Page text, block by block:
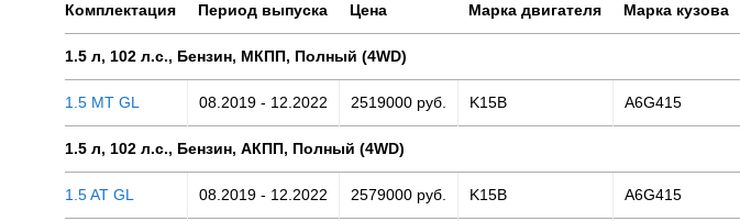
Комплектация Период выпуска Цена Марка двигателя Марка кузова
1.5 л, 102 л.с., Бензин, МКПП, Полный (4WD)
1.5 MT GL 08.2019 - 12.2022 2519000 руб. K15B A6G415
1.5 л, 102 л.с., Бензин, АКПП, Полный (4WD)
1.5 AT GL 08.2019 - 12.2022 2579000 руб. K15B A6G415